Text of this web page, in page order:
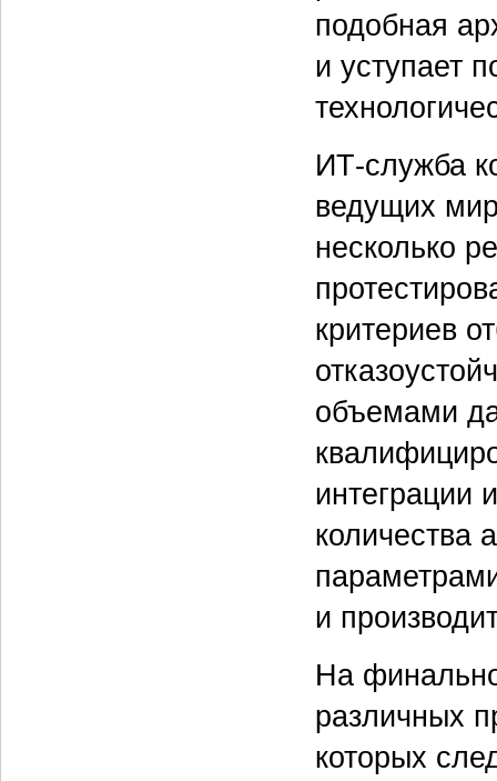
подобная
и уступает
ИТ-служба
ведущих
несколько
критериев
объемами
интеграции
количества
и
На
различных
которых